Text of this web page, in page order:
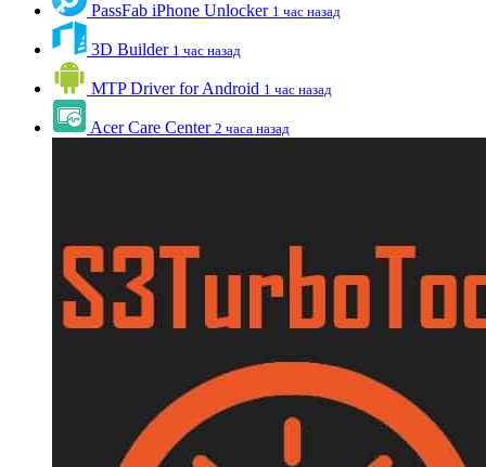
PassFab iPhone Unlocker 1 час назад
3D Builder 1 час назад
MTP Driver for Android 1 час назад
Acer Care Center 2 часа назад